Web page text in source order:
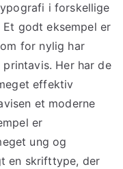
i forskellige
Et godt eksempel er
for nylig har
Her har de
effektiv
et moderne
er
ung og
en skrifttype, der